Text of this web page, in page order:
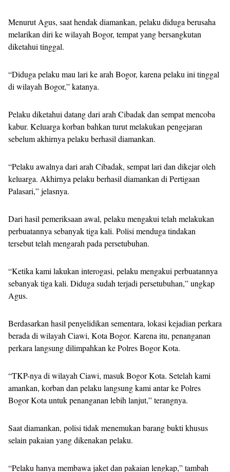
Menurut Agus, saat hendak diamankan, pelaku diduga berusaha
melarikan diri ke wilayah Bogor, tempat yang bersangkutan
diketahui tinggal.
“Diduga pelaku mau lari ke arah Bogor, karena pelaku ini tinggal
di wilayah Bogor,” katanya.
Pelaku diketahui datang dari arah Cibadak dan sempat mencoba
kabur. Keluarga korban bahkan turut melakukan pengejaran
sebelum akhirnya pelaku berhasil diamankan.
“Pelaku awalnya dari arah Cibadak, sempat lari dan dikejar oleh
keluarga. Akhirnya pelaku berhasil diamankan di Pertigaan
Palasari,” jelasnya.
Dari hasil pemeriksaan awal, pelaku mengakui telah melakukan
perbuatannya sebanyak tiga kali. Polisi menduga tindakan
tersebut telah mengarah pada persetubuhan.
“Ketika kami lakukan interogasi, pelaku mengakui perbuatannya
sebanyak tiga kali. Diduga sudah terjadi persetubuhan,” ungkap
Agus.
Berdasarkan hasil penyelidikan sementara, lokasi kejadian perkara
berada di wilayah Ciawi, Kota Bogor. Karena itu, penanganan
perkara langsung dilimpahkan ke Polres Bogor Kota.
“TKP-nya di wilayah Ciawi, masuk Bogor Kota. Setelah kami
amankan, korban dan pelaku langsung kami antar ke Polres
Bogor Kota untuk penanganan lebih lanjut,” terangnya.
Saat diamankan, polisi tidak menemukan barang bukti khusus
selain pakaian yang dikenakan pelaku.
“Pelaku hanya membawa jaket dan pakaian lengkap,” tambah